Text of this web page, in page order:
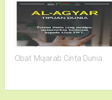
Obat Mujarab Cinta Dunia